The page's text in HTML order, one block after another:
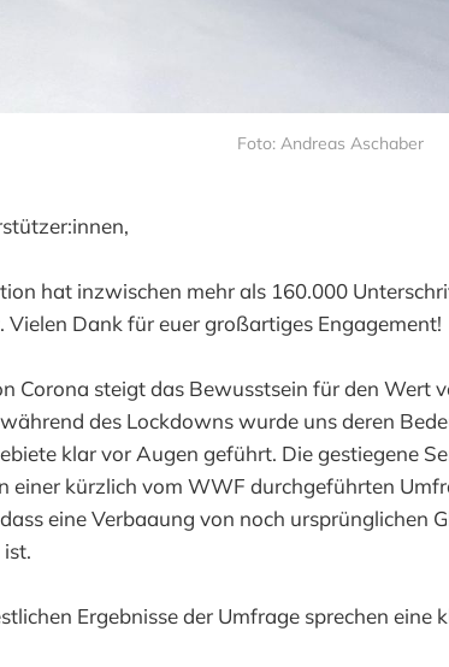
Foto: Andreas Aschaber
hat inzwischen mehr als 160.000
Vielen Dank für euer großartiges Engagement!
Corona steigt das Bewusstsein für den Wert
des Lockdowns wurde uns deren
klar vor Augen geführt. Die gestiegene
einer kürzlich vom WWF durchgeführten
eine Verbaaung von noch ursprünglichen
Ergebnisse der Umfrage sprechen eine